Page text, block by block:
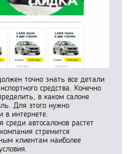
точно знать все детали
средства. Конечно
в каком салоне
Для этого нужно
в интернете.
среди автосалонов растет
стремится
клиентам наиболее